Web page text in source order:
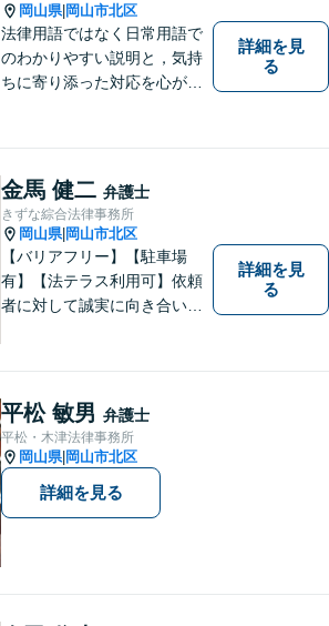
岡山県| 岡山市北区
法律用語ではなく日常用語で
のわかりやすい説明と，気持
ちに寄り添った対応を心がけ
詳細を見
る
金馬 健二 弁護士
きずな綜合法律事務所
岡山県| 岡山市北区
【バリアフリー】【駐車場
有】【法テラス利用可】依頼
者に対して誠実に向き合い、
案件に取り掛かることができ
るように準備していますので
お気軽にご相談ください。
詳細を見
る
平松 敏男 弁護士
平松・木津法律事務所
岡山県| 岡山市北区
詳細を見る